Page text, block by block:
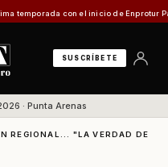
inicio de Enprotur Patagonia 2026
SUSCRÍBETE
· Punta Arenas
REGIONAL... "LA VERDAD DE